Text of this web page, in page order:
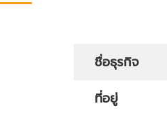
ชื่อธุรกิจ
ที่อยู่